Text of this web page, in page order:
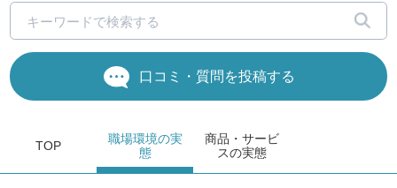
口コミ・質問を投稿する
TOP
商品・サービ
スの実態
職場環境の実
態